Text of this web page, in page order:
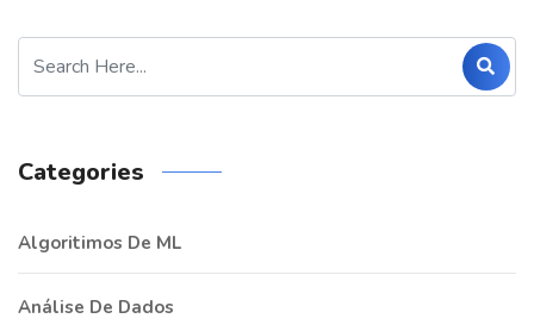
Categories
Algoritimos De ML
Análise De Dados